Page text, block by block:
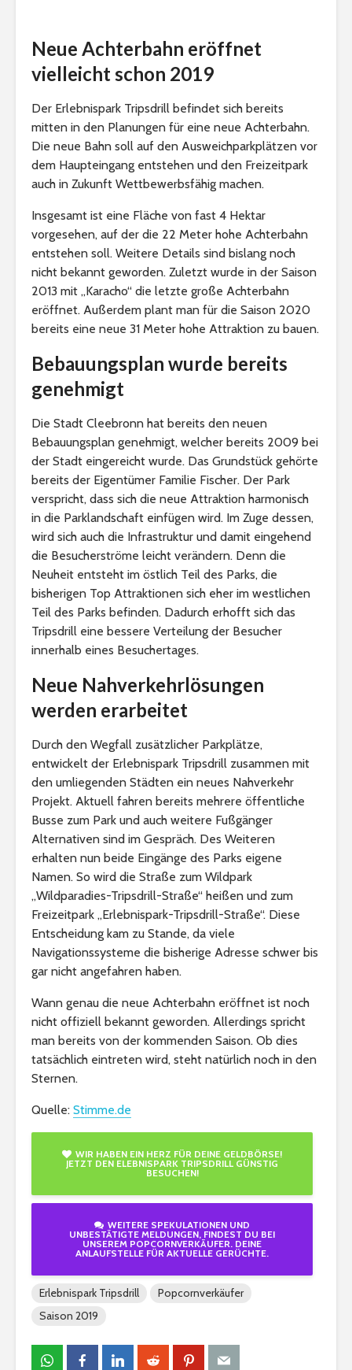
Neue Achterbahn eröffnet
vielleicht schon 2019
Der Erlebnispark Tripsdrill befindet sich bereits
mitten in den Planungen für eine neue Achterbahn.
Die neue Bahn soll auf den Ausweichparkplätzen vor
dem Haupteingang entstehen und den Freizeitpark
auch in Zukunft Wettbewerbsfähig machen.
Insgesamt ist eine Fläche von fast 4 Hektar
vorgesehen, auf der die 22 Meter hohe Achterbahn
entstehen soll. Weitere Details sind bislang noch
nicht bekannt geworden. Zuletzt wurde in der Saison
2013 mit „Karacho“ die letzte große Achterbahn
eröffnet. Außerdem plant man für die Saison 2020
bereits eine neue 31 Meter hohe Attraktion zu bauen.
Bebauungsplan wurde bereits
genehmigt
Die Stadt Cleebronn hat bereits den neuen
Bebauungsplan genehmigt, welcher bereits 2009 bei
der Stadt eingereicht wurde. Das Grundstück gehörte
bereits der Eigentümer Familie Fischer. Der Park
verspricht, dass sich die neue Attraktion harmonisch
in die Parklandschaft einfügen wird. Im Zuge dessen,
wird sich auch die Infrastruktur und damit eingehend
die Besucherströme leicht verändern. Denn die
Neuheit entsteht im östlich Teil des Parks, die
bisherigen Top Attraktionen sich eher im westlichen
Teil des Parks befinden. Dadurch erhofft sich das
Tripsdrill eine bessere Verteilung der Besucher
innerhalb eines Besuchertages.
Neue Nahverkehrlösungen
werden erarbeitet
Durch den Wegfall zusätzlicher Parkplätze,
entwickelt der Erlebnispark Tripsdrill zusammen mit
den umliegenden Städten ein neues Nahverkehr
Projekt. Aktuell fahren bereits mehrere öffentliche
Busse zum Park und auch weitere Fußgänger
Alternativen sind im Gespräch. Des Weiteren
erhalten nun beide Eingänge des Parks eigene
Namen. So wird die Straße zum Wildpark
„Wildparadies-Tripsdrill-Straße“ heißen und zum
Freizeitpark „Erlebnispark-Tripsdrill-Straße“. Diese
Entscheidung kam zu Stande, da viele
Navigationssysteme die bisherige Adresse schwer bis
gar nicht angefahren haben.
Wann genau die neue Achterbahn eröffnet ist noch
nicht offiziell bekannt geworden. Allerdings spricht
man bereits von der kommenden Saison. Ob dies
tatsächlich eintreten wird, steht natürlich noch in den
Sternen.
Quelle: Stimme.de
WIR HABEN EIN HERZ FÜR DEINE GELDBÖRSE!
JETZT DEN ELEBNISPARK TRIPSDRILL GÜNSTIG
BESUCHEN!
WEITERE SPEKULATIONEN UND
UNBESTÄTIGTE MELDUNGEN, FINDEST DU BEI
UNSEREM POPCORNVERKÄUFER. DEINE
ANLAUFSTELLE FÜR AKTUELLE GERÜCHTE.
Erlebnispark Tripsdrill
Popcornverkäufer
Saison 2019